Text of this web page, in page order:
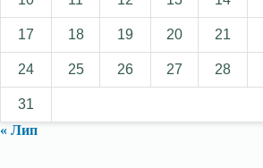
17 18 19 20 21
24 25 26 27 28
31
« Лип